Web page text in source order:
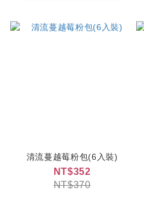
清流蔓越莓粉包(6入裝)
NT$352
NT$370